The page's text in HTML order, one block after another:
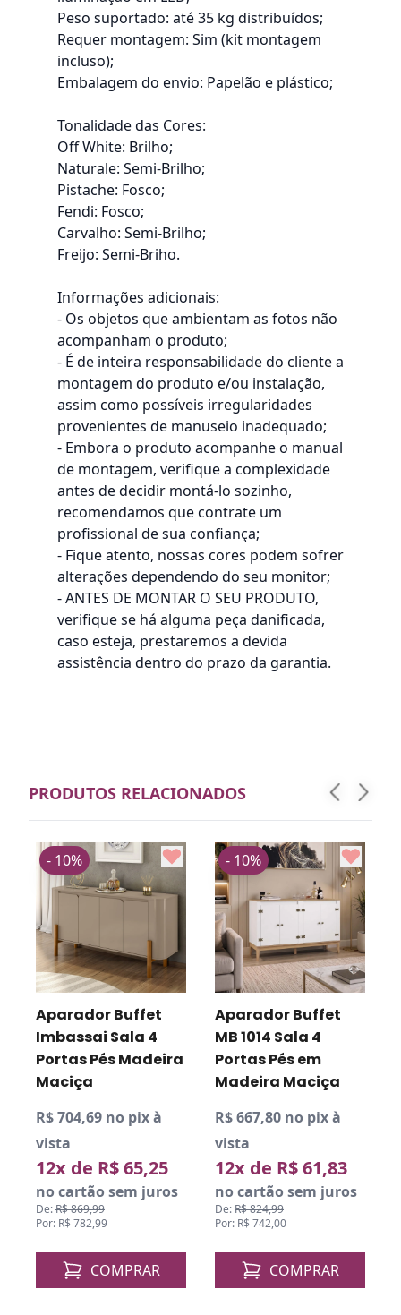
Peso suportado: até 35 kg distribuídos;
Requer montagem: Sim (kit montagem
incluso);
Embalagem do envio: Papelão e plástico;
Tonalidade das Cores:
Off White: Brilho;
Naturale: Semi-Brilho;
Pistache: Fosco;
Fendi: Fosco;
Carvalho: Semi-Brilho;
Freijo: Semi-Briho.
Informações adicionais:
- Os objetos que ambientam as fotos não
acompanham o produto;
- É de inteira responsabilidade do cliente a
montagem do produto e/ou instalação,
assim como possíveis irregularidades
provenientes de manuseio inadequado;
- Embora o produto acompanhe o manual
de montagem, verifique a complexidade
antes de decidir montá-lo sozinho,
recomendamos que contrate um
profissional de sua confiança;
- Fique atento, nossas cores podem sofrer
alterações dependendo do seu monitor;
- ANTES DE MONTAR O SEU PRODUTO,
verifique se há alguma peça danificada,
caso esteja, prestaremos a devida
assistência dentro do prazo da garantia.
PRODUTOS RELACIONADOS
Aparador Buffet
Imbassai Sala 4
Portas Pés Madeira
Maciça
R$ 704,69 no pix à
vista
12x de R$ 65,25
no cartão sem juros
De:R$ 869,99
Por: R$ 782,99
- 10%
COMPRAR
Aparador Buffet
MB 1014 Sala 4
Portas Pés em
Madeira Maciça
R$ 667,80 no pix à
vista
12x de R$ 61,83
no cartão sem juros
De:R$ 824,99
Por: R$ 742,00
- 10%
COMPRAR